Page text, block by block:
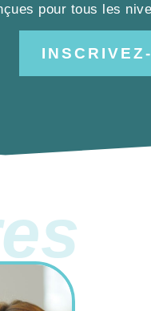
pour tous les